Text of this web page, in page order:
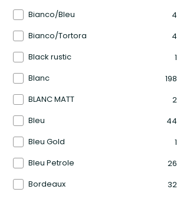
Bianco/Bleu
4
Bianco/Tortora
4
Black rustic
1
Blanc
198
BLANC MATT
2
Bleu
44
Bleu Gold
1
Bleu Petrole
26
Bordeaux
32